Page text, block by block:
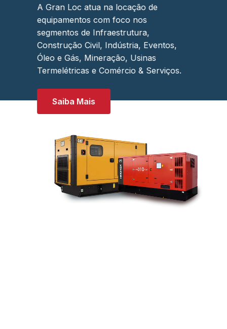
A Gran Loc atua na locação de
equipamentos com foco nos
segmentos de Infraestrutura,
Construção Civil, Indústria, Eventos,
Óleo e Gás, Mineração, Usinas
Termelétricas e Comércio & Serviços.
Saiba Mais